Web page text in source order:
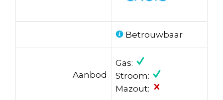
Betrouwbaar
Aanbod
Gas:
Stroom:
Mazout: